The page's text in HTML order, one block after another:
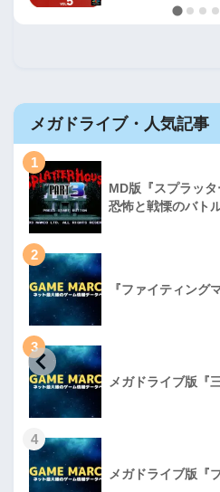
メガドライブ・人気記事
1
MD版『スプラッ
恐怖と戦慄のバト
2
『ファイティング
3
メガドライブ版『
4
メガドライブ版『